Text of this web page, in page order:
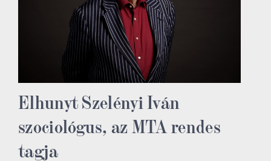
Elhunyt Szelényi Iván
szociológus, az MTA rendes
tagja